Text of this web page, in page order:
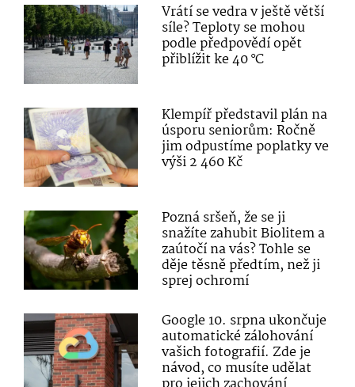
Vrátí se vedra v ještě větší
síle? Teploty se mohou
podle předpovědí opět
přiblížit ke 40 °C
Klempíř představil plán na
úsporu seniorům: Ročně
jim odpustíme poplatky ve
výši 2 460 Kč
Pozná sršeň, že se ji
snažíte zahubit Biolitem a
zaútočí na vás? Tohle se
děje těsně předtím, než ji
sprej ochromí
Google 10. srpna ukončuje
automatické zálohování
vašich fotografií. Zde je
návod, co musíte udělat